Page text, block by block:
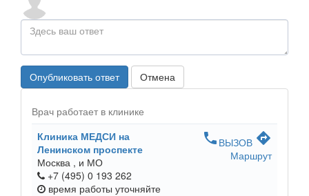
Опубликовать ответ Отмена
Врач работает в клинике
Клиника МЕДСИ на
Ленинском проспекте
Москва , и МО
+7 (495) 0 193 262
время работы уточняйте
phone ВЫЗОВ directions
Маршрут